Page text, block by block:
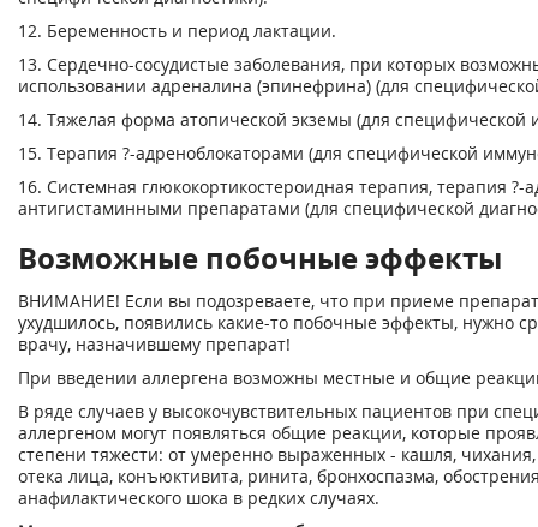
12. Беременность и период лактации.
13. Сердечно-сосудистые заболевания, при которых
использовании адреналина (эпинефрина) (для
14. Тяжелая форма атопической экземы (для специфической
15. Терапия ?-адреноблокаторами (для специфической
16. Системная глюкокортикостероидная терапия, терапия
антигистаминными препаратами (для специфической
Возможные побочные эффекты
ВНИМАНИЕ! Если вы подозреваете, что при приеме
ухудшилось, появились какие-то побочные эффекты, нужно
врачу, назначившему препарат!
При введении аллергена возможны местные и общие
В ряде случаев у высокочувствительных пациентов при
аллергеном могут появляться общие реакции, которые
степени тяжести: от умеренно выраженных - кашля,
отека лица, конъюктивита, ринита, бронхоспазма,
анафилактического шока в редких случаях.